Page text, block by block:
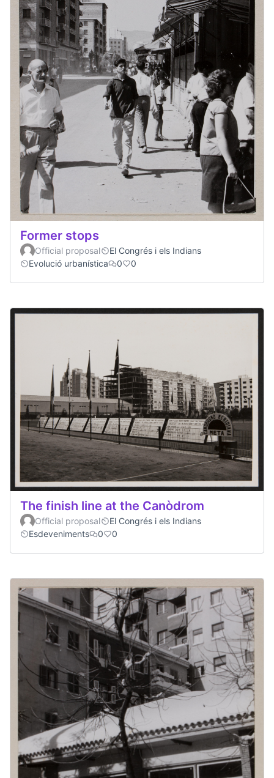
Former stops
Official proposal
El Congrés i els Indians
Evolució urbanística
0 0
The finish line at the Canòdrom
Official proposal
El Congrés i els Indians
Esdeveniments
0 0